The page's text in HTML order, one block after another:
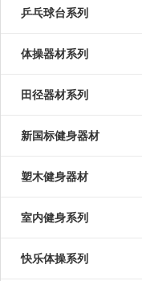
乒乓球台系列
体操器材系列
田径器材系列
新国标健身器材
塑木健身器材
室内健身系列
快乐体操系列